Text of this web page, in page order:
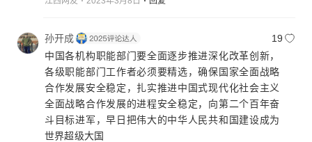
孙开成
19
中国各机构职能部门要全面逐步推进深化改革创新，
各级职能部门工作者必须要精选，确保国家全面战略
合作发展安全稳定，扎实推进中国式现代化社会主义
全面战略合作发展的进程安全稳定，向第二个百年奋
斗目标进军，早日把伟大的中华人民共和国建设成为
世界超级大国